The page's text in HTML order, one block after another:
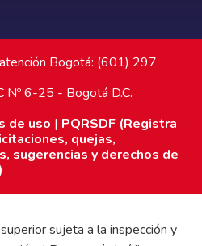
Bogotá: (601) 297
Nº 6-25 - Bogotá D.C.
de uso | PQRSDF (Registra
quejas,
sugerencias y derechos de
sujeta a la inspección y